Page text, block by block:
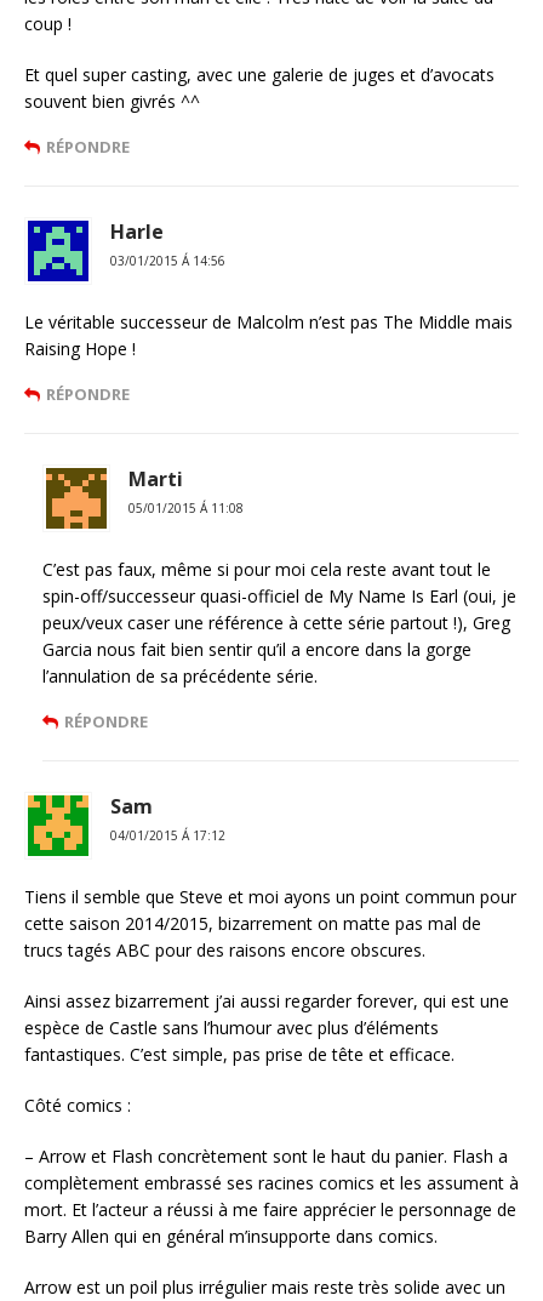
coup !
Et quel super casting, avec une galerie de juges et d’avocats
souvent bien givrés ^^
RÉPONDRE
Harle
03/01/2015 Á 14:56
Le véritable successeur de Malcolm n’est pas The Middle mais
Raising Hope !
RÉPONDRE
Marti
05/01/2015 Á 11:08
C’est pas faux, même si pour moi cela reste avant tout le
spin-off/successeur quasi-officiel de My Name Is Earl (oui, je
peux/veux caser une référence à cette série partout !), Greg
Garcia nous fait bien sentir qu’il a encore dans la gorge
l’annulation de sa précédente série.
RÉPONDRE
Sam
04/01/2015 Á 17:12
Tiens il semble que Steve et moi ayons un point commun pour
cette saison 2014/2015, bizarrement on matte pas mal de
trucs tagés ABC pour des raisons encore obscures.
Ainsi assez bizarrement j’ai aussi regarder forever, qui est une
espèce de Castle sans l’humour avec plus d’éléments
fantastiques. C’est simple, pas prise de tête et efficace.
Côté comics :
– Arrow et Flash concrètement sont le haut du panier. Flash a
complètement embrassé ses racines comics et les assument à
mort. Et l’acteur a réussi à me faire apprécier le personnage de
Barry Allen qui en général m’insupporte dans comics.
Arrow est un poil plus irrégulier mais reste très solide avec un